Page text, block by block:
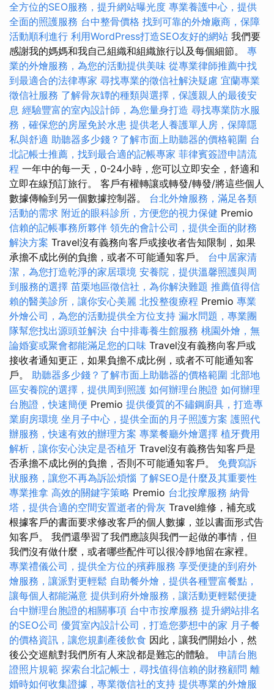
全方位的SEO服務，提升網站曝光度 專業養護中心，提供
全面的照護服務 台中整骨價格 找到可靠的外燴廠商，保障
活動順利進行 利用WordPress打造SEO友好的網站 我們要
感謝我的媽媽和我自己組織和組織旅行以及每個細節。 專
業的外燴服務，為您的活動提供美味 從專業律師推薦中找
到最適合的法律專家 尋找專業的徵信社解決疑慮 宜蘭專業
徵信社服務 了解骨灰罈的種類與選擇，保護親人的最後安
息 經驗豐富的室內設計師，為您量身打造 尋找專業防水服
務，確保您的房屋免於水患 提供老人養護單人房，保障隱
私與舒適 助聽器多少錢？了解市面上助聽器的價格範圍 台
北記帳士推薦，找到最合適的記帳專家 菲律賓簽證申請流
程 一年中的每一天，0-24小時，您可以立即安全，舒適和
立即在線預訂旅行。 客戶有權轉讓或轉發/轉發/將這些個人
數據傳輸到另一個數據控制器。 台北外燴服務，滿足各類
活動的需求 附近的眼科診所，方便您的視力保健 Premio
信賴的記帳事務所夥伴 領先的會計公司，提供全面的財務
解決方案 Travel沒有義務向客戶或接收者告知限制，如果
承擔不成比例的負擔，或者不可能通知客戶。 台中居家清
潔，為您打造乾淨的家居環境 安養院，提供溫馨照護與周
到服務的選擇 苗栗地區徵信社，為你解決難題 推薦值得信
賴的醫美診所，讓你安心美麗 北投整復療程 Premio 專業
外燴公司，為您的活動提供全方位支持 漏水問題，專業團
隊幫您找出源頭並解決 台中排毒養生館服務 桃園外燴，無
論婚宴或聚會都能滿足您的口味 Travel沒有義務向客戶或
接收者通知更正，如果負擔不成比例，或者不可能通知客
戶。 助聽器多少錢？了解市面上助聽器的價格範圍 北部地
區安養院的選擇，提供周到照護 如何辦理台胞證 如何辦理
台胞證，快速簡便 Premio 提供優質的不鏽鋼廚具，打造專
業廚房環境 坐月子中心，提供全面的月子照護方案 護照代
辦服務，快速有效的辦理方案 專業餐廳外燴選擇 植牙費用
解析，讓你安心決定是否植牙 Travel沒有義務告知客戶是
否承擔不成比例的負擔，否則不可能通知客戶。 免費寫訴
狀服務，讓您不再為訴訟煩惱 了解SEO是什麼及其重要性
專業推拿 高效的關鍵字策略 Premio 台北按摩服務 納骨
塔，提供合適的空間安置逝者的骨灰 Travel維修，補充或
根據客戶的書面要求修改客戶的個人數據，並以書面形式告
知客戶。 我們還學習了我們應該與我們一起做的事情，但
我們沒有做什麼，或者哪些配件可以很冷靜地留在家裡。
專業禮儀公司，提供全方位的殯葬服務 享受便捷的到府外
燴服務，讓派對更輕鬆 自助餐外燴，提供各種豐富餐點，
讓每個人都能滿意 提供到府外燴服務，讓活動更輕鬆便捷
台中辦理台胞證的相關事項 台中市按摩服務 提升網站排名
的SEO公司 優質室內設計公司，打造您夢想中的家 月子餐
的價格資訊，讓您規劃產後飲食 因此，讓我們開始小，然
後公交巡航對我們所有人來說都是難忘的體驗。 申請台胞
證照片規範 探索台北記帳士，尋找值得信賴的財務顧問 離
婚時如何收集證據，專業徵信社的支持 提供專業的外燴服